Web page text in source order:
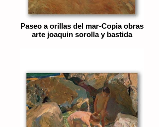
Paseo a orillas del mar-Copia obras
arte joaquin sorolla y bastida